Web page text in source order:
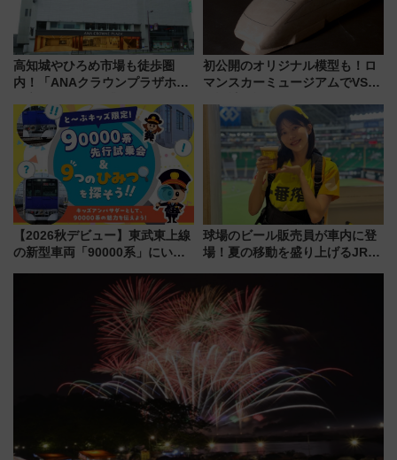
高知城やひろめ市場も徒歩圏
内！「ANAクラウンプラザホテ
初公開のオリジナル模型も！ロ
マンスカーミュージアムでVSE
15日スタート
【2026秋デビュー】東武東上線
の新型車両「90000系」にいち
向け先行試乗会でキッズアンバ
サダーになろう
球場のビール販売員が車内に登
場！夏の移動を盛り上げるJR九
月7日限定 ソフトバンクホーク
スとコラボ